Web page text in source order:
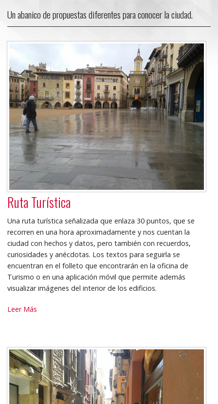
Un abanico de propuestas diferentes para conocer la ciudad.
Ruta Turística
Una ruta turística señalizada que enlaza 30 puntos, que se
recorren en una hora aproximadamente y nos cuentan la
ciudad con hechos y datos, pero también con recuerdos,
curiosidades y anécdotas. Los textos para seguirla se
encuentran en el folleto que encontrarán en la oficina de
Turismo o en una aplicación móvil que permite además
visualizar imágenes del interior de los edificios.
Ruta
Leer Más